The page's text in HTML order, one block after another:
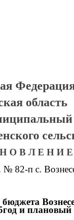
область
О В Л Е Н И Е
№ 82-п с.
и